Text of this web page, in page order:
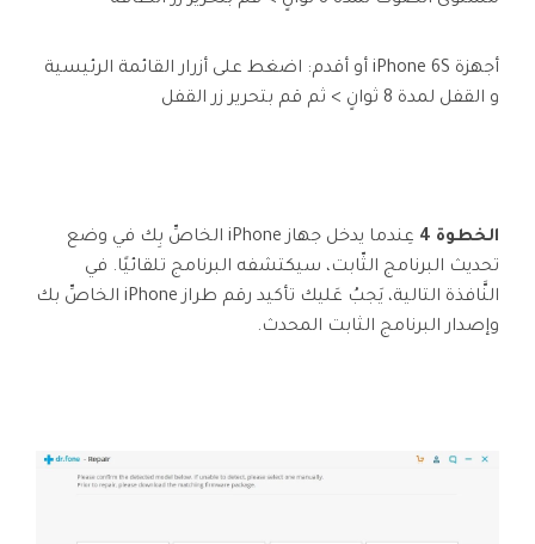
أجهزة iPhone 6S أو أقدم: اضغط على أزرار القائمة الرئيسية
و القفل لمدة 8 ثوانٍ > ثم قم بتحرير زر القفل
الخطوة 4
عِندما يدخل جهاز iPhone الخاصِّ بِك في وضع
تحديث البرنامج الثّابت، سيكتشفه البرنامج تلقائيًا. في
النَّافذة التالية، يَجبُ عَليك تأكيد رقم طراز iPhone الخاصِّ بك
وإصدار البرنامج الثابت المحدث.